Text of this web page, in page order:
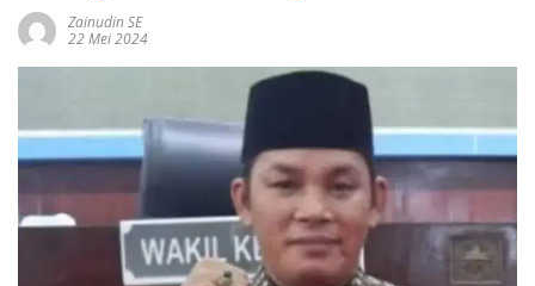
Zainudin SE
22 Mei 2024